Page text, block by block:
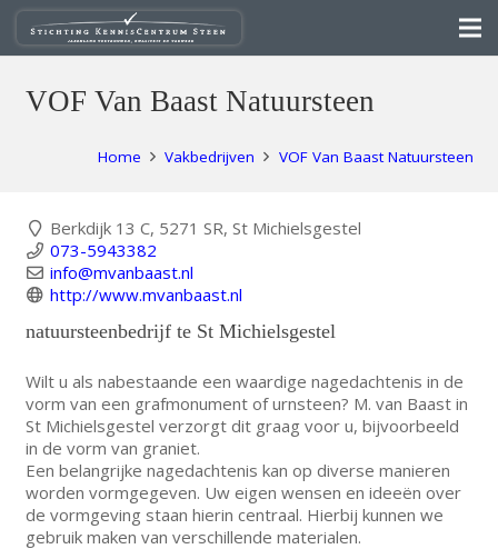
VOF Van Baast Natuursteen
Home Vakbedrijven VOF Van Baast Natuursteen
Berkdijk 13 C, 5271 SR, St Michielsgestel
073-5943382
info@mvanbaast.nl
http://www.mvanbaast.nl
natuursteenbedrijf te St Michielsgestel
Wilt u als nabestaande een waardige nagedachtenis in de
vorm van een grafmonument of urnsteen? M. van Baast in
St Michielsgestel verzorgt dit graag voor u, bijvoorbeeld
in de vorm van graniet.
Een belangrijke nagedachtenis kan op diverse manieren
worden vormgegeven. Uw eigen wensen en ideeën over
de vormgeving staan hierin centraal. Hierbij kunnen we
gebruik maken van verschillende materialen.